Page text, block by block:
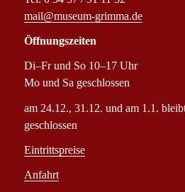
mail@museum-grimma.de
Öffnungszeiten
Di–Fr und So 10–17 Uhr
Mo und Sa geschlossen
am 24.12., 31.12. und am 1.1.
geschlossen
Eintrittspreise
Anfahrt